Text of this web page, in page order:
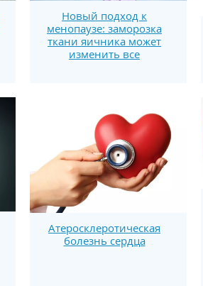
Новый подход к
менопаузе: заморозка
ткани яичника может
изменить все
Атеросклеротическая
болезнь сердца